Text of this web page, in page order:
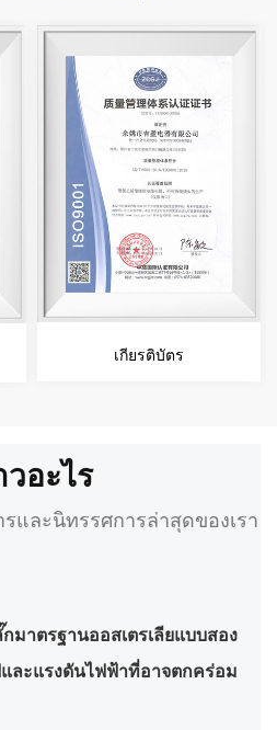
เกียรติบัตร
อะไร
และนิทรรศการล่าสุดของเรา
มาตรฐานออสเตรเลียแบบสอง
ละแรงดันไฟฟ้าที่อาจตกคร่อม